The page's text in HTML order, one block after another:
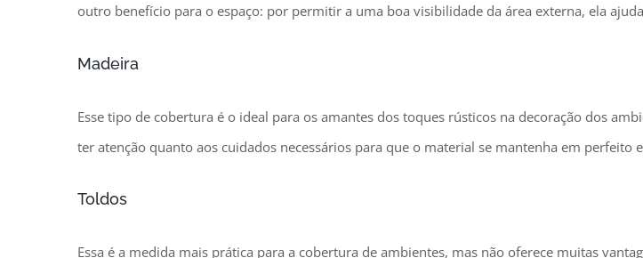
outro benefício para o espaço: por permitir a uma boa visibilidade da área externa, ela
Madeira
Esse tipo de cobertura é o ideal para os amantes dos toques rústicos na decoração dos
ter atenção quanto aos cuidados necessários para que o material se mantenha em perfeito
Toldos
Essa é a medida mais prática para a cobertura de ambientes, mas não oferece muitas